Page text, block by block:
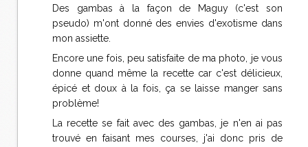
Des gambas à la façon de Maguy (c'est son
pseudo) m'ont donné des envies d'exotisme dans
mon assiette.
Encore une fois, peu satisfaite de ma photo, je vous
donne quand même la recette car c'est délicieux,
épicé et doux à la fois, ça se laisse manger sans
problème!
La recette se fait avec des gambas, je n'en ai pas
trouvé en faisant mes courses, j'ai donc pris de